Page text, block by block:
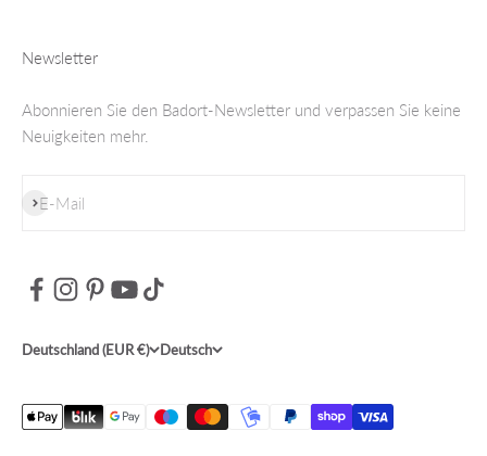
Newsletter
Abonnieren Sie den Badort-Newsletter und verpassen Sie keine
Neuigkeiten mehr.
E-Mail
Abonnieren
Deutschland (EUR €) Deutsch